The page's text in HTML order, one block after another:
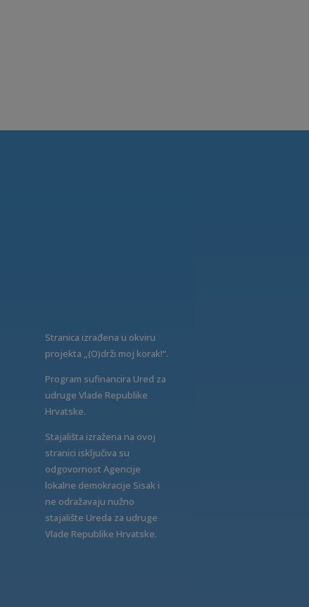
Stranica izrađena u okviru
projekta „(O)drži moj korak!“.
Program sufinancira Ured za
udruge Vlade Republike
Hrvatske.
Stajališta izražena na ovoj
stranici isključiva su
odgovornost Agencije
lokalne demokracije Sisak i
ne odražavaju nužno
stajalište Ureda za udruge
Vlade Republike Hrvatske.